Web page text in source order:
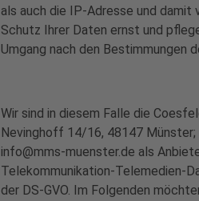
als auch die IP-Adresse und damit
Schutz Ihrer Daten ernst und
Umgang nach den Bestimmungen
Wir sind in diesem Falle die
Nevinghoff 14/16, 48147
info@mms-muenster.de als
Telekommunikation-Telemedien-
der DS-GVO. Im Folgenden